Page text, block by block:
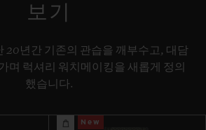
보기
20년간 기존의 관습을 깨부수고, 대담
며 럭셔리 워치메이킹을 새롭게 정의
했습니다.
New